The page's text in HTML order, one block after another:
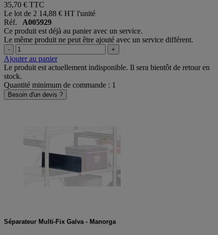
35,70 € TTC
Le lot de 2 14,88 € HT l'unité
Réf. A005929
Ce produit est déjà au panier avec un service.
Le même produit ne peut être ajouté avec un service différent.
- +
Ajouter au panier
Le produit est actuellement indisponible. Il sera bientôt de retour en
stock.
Quantité minimum de commande : 1
Besoin d'un devis ?
Séparateur Multi-Fix Galva - Manorga